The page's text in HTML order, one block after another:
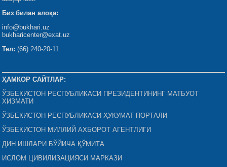
Биз билан алоқа:
info@bukhari.uz
bukharicenter@exat.uz
Тел: (66) 240-20-11
ҲАМКОР САЙТЛАР:
ЎЗБЕКИСТОН РЕСПУБЛИКАСИ ПРЕЗИДЕНТИНИНГ МАТБУОТ
ХИЗМАТИ
ЎЗБЕКИСТОН РЕСПУБЛИКАСИ ҲУКУМАТ ПОРТАЛИ
ЎЗБЕКИСТОН МИЛЛИЙ АХБОРОТ АГЕНТЛИГИ
ДИН ИШЛАРИ БЎЙИЧА ҚЎМИТА
ИСЛОМ ЦИВИЛИЗАЦИЯСИ МАРКАЗИ